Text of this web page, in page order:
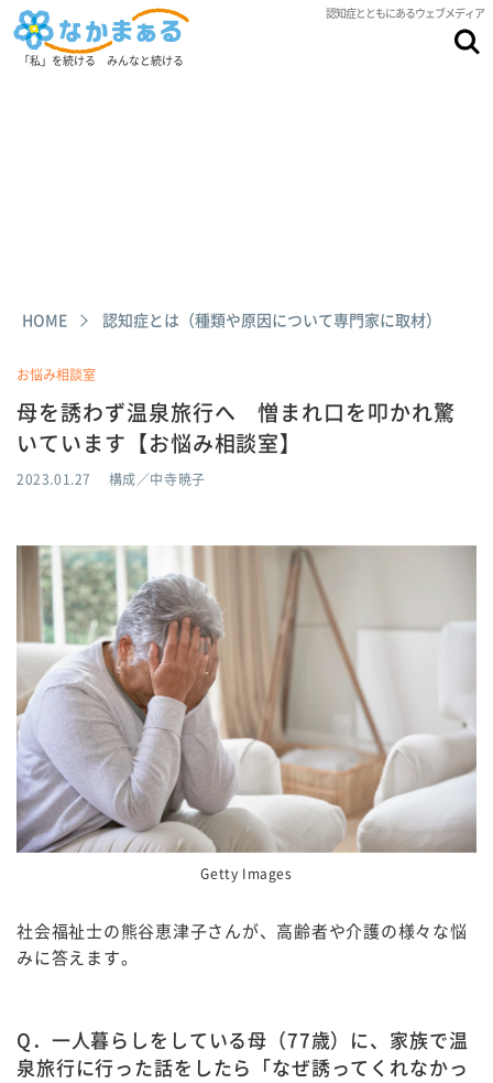
認知症とともにあるウェブメディア
「私」を続ける みんなと続ける
HOME 認知症とは（種類や原因について専門家に取材）
お悩み相談室
母を誘わず温泉旅行へ 憎まれ口を叩かれ驚
いています【お悩み相談室】
2023.01.27 構成／中寺暁子
Getty Images
社会福祉士の熊谷恵津子さんが、高齢者や介護の様々な悩
みに答えます。
Q．一人暮らしをしている母（77歳）に、家族で温
泉旅行に行った話をしたら「なぜ誘ってくれなかっ